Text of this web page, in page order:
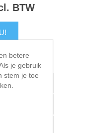
BTW
to ship to
betere
je gebruik
stem je toe